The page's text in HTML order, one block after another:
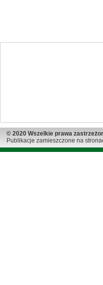
© 2020 Wszelkie prawa
Publikacje zamieszczone na